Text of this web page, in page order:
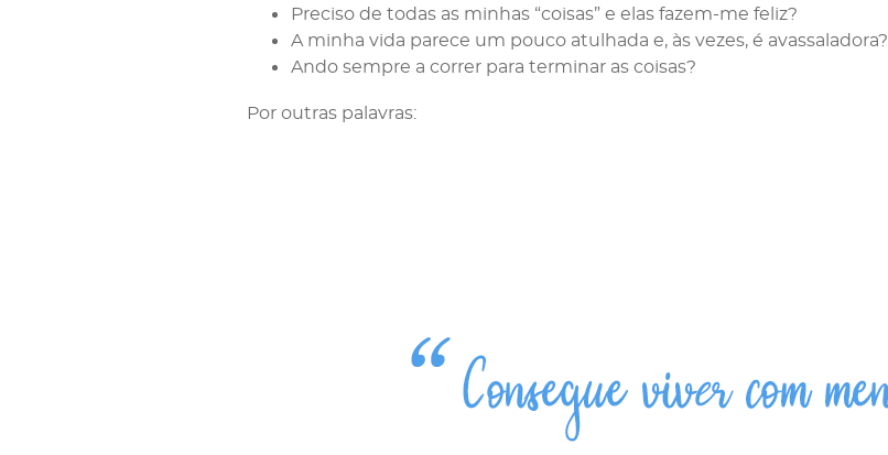
Preciso de todas as minhas “coisas” e elas fazem-me feliz?
A minha vida parece um pouco atulhada e, às vezes, é avassaladora?
Ando sempre a correr para terminar as coisas?
Por outras palavras: